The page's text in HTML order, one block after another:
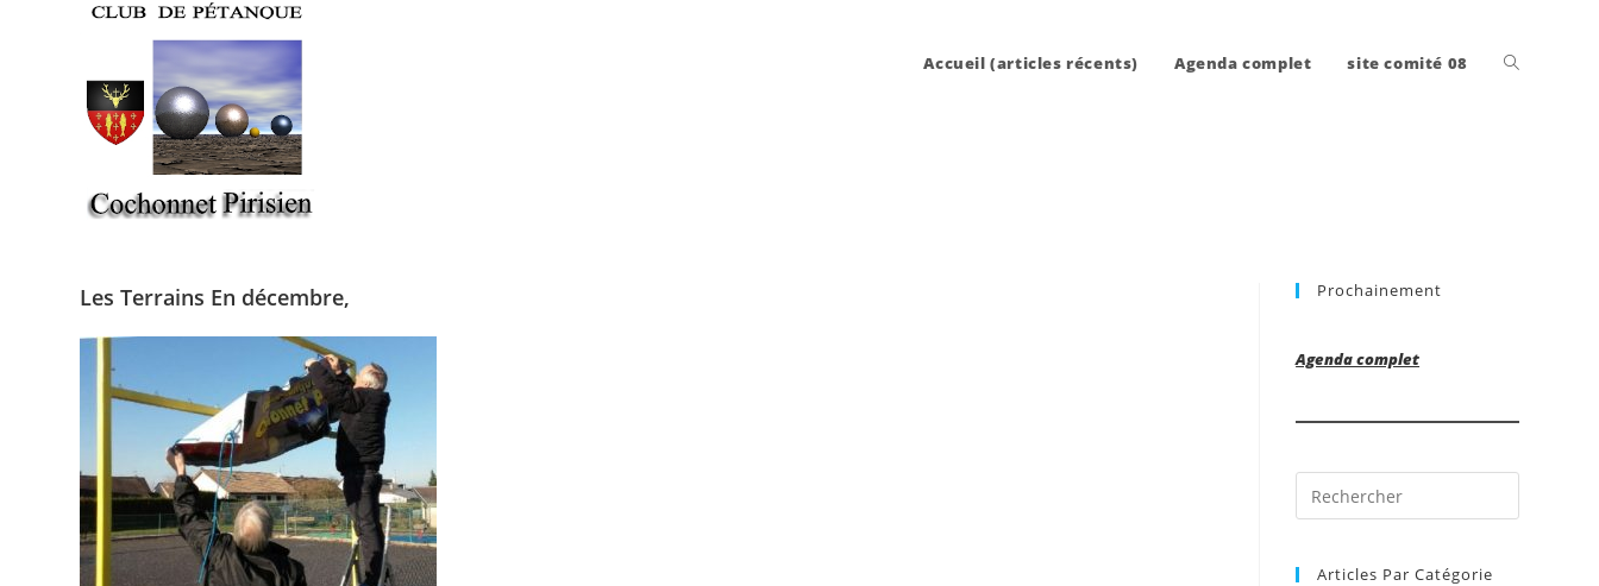
Accueil (articles récents) Agenda complet site comité 08 Toggle
Les Terrains En décembre, Prochainement
Agenda complet
Escape
Articles Par Catégorie